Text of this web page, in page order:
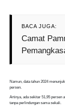
BACA JUGA:
Camat
Namun, data tahun 2024
persen.
Artinya, ada sekitar 51,95 persen
tanpa perlindungan sama sekali.